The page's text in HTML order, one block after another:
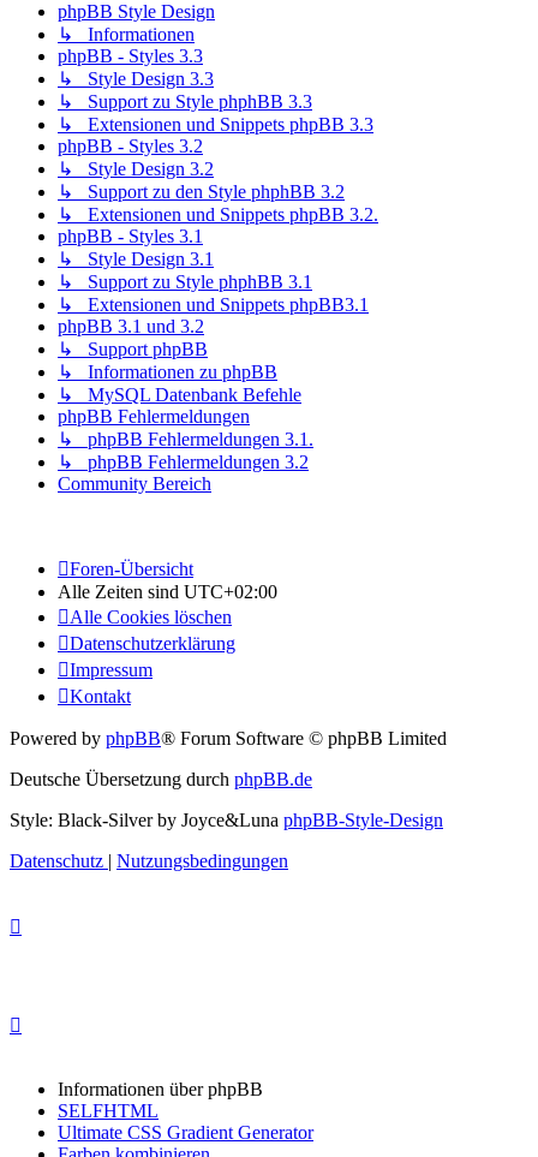
phpBB Style Design
↳ Informationen
phpBB - Styles 3.3
↳ Style Design 3.3
↳ Support zu Style phphBB 3.3
↳ Extensionen und Snippets phpBB 3.3
phpBB - Styles 3.2
↳ Style Design 3.2
↳ Support zu den Style phphBB 3.2
↳ Extensionen und Snippets phpBB 3.2.
phpBB - Styles 3.1
↳ Style Design 3.1
↳ Support zu Style phphBB 3.1
↳ Extensionen und Snippets phpBB3.1
phpBB 3.1 und 3.2
↳ Support phpBB
↳ Informationen zu phpBB
↳ MySQL Datenbank Befehle
phpBB Fehlermeldungen
↳ phpBB Fehlermeldungen 3.1.
↳ phpBB Fehlermeldungen 3.2
Community Bereich
Foren-Übersicht
Alle Zeiten sind UTC+02:00
Alle Cookies löschen
Datenschutzerklärung
Impressum
Kontakt
Powered by phpBB® Forum Software © phpBB Limited
Deutsche Übersetzung durch phpBB.de
Style: Black-Silver by Joyce&Luna phpBB-Style-Design
Datenschutz | Nutzungsbedingungen
Informationen über phpBB
SELFHTML
Ultimate CSS Gradient Generator